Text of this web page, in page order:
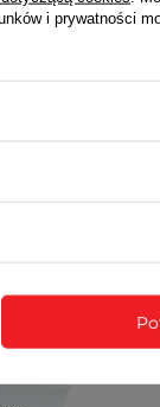
i prywatności